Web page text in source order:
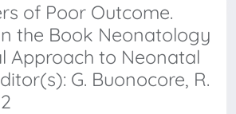
of Poor Outcome.
the Book Neonatology
Approach to Neonatal
G. Buonocore, R.